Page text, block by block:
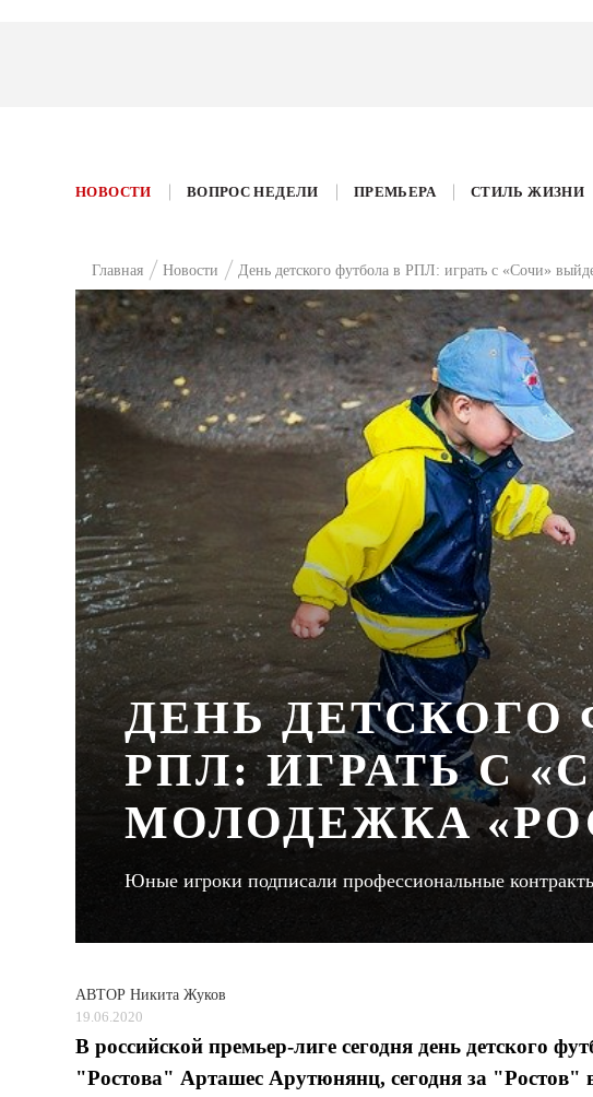
НОВОСТИ ВОПРОС НЕДЕЛИ ПРЕМЬЕРА СТИЛЬ ЖИЗНИ
Главная Новости День детского футбола в РПЛ: играть с «Сочи»
ДЕНЬ ДЕТСКОГО
РПЛ: ИГРАТЬ С
МОЛОДЕЖКА
Юные игроки подписали профессиональные
АВТОР Никита Жуков
19.06.2020
В российской премьер-лиге сегодня день детского
"Ростова" Арташес Арутюнянц, сегодня за "Ростов"